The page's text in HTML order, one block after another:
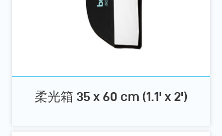
柔光箱 35 x 60 cm (1.1' x 2')